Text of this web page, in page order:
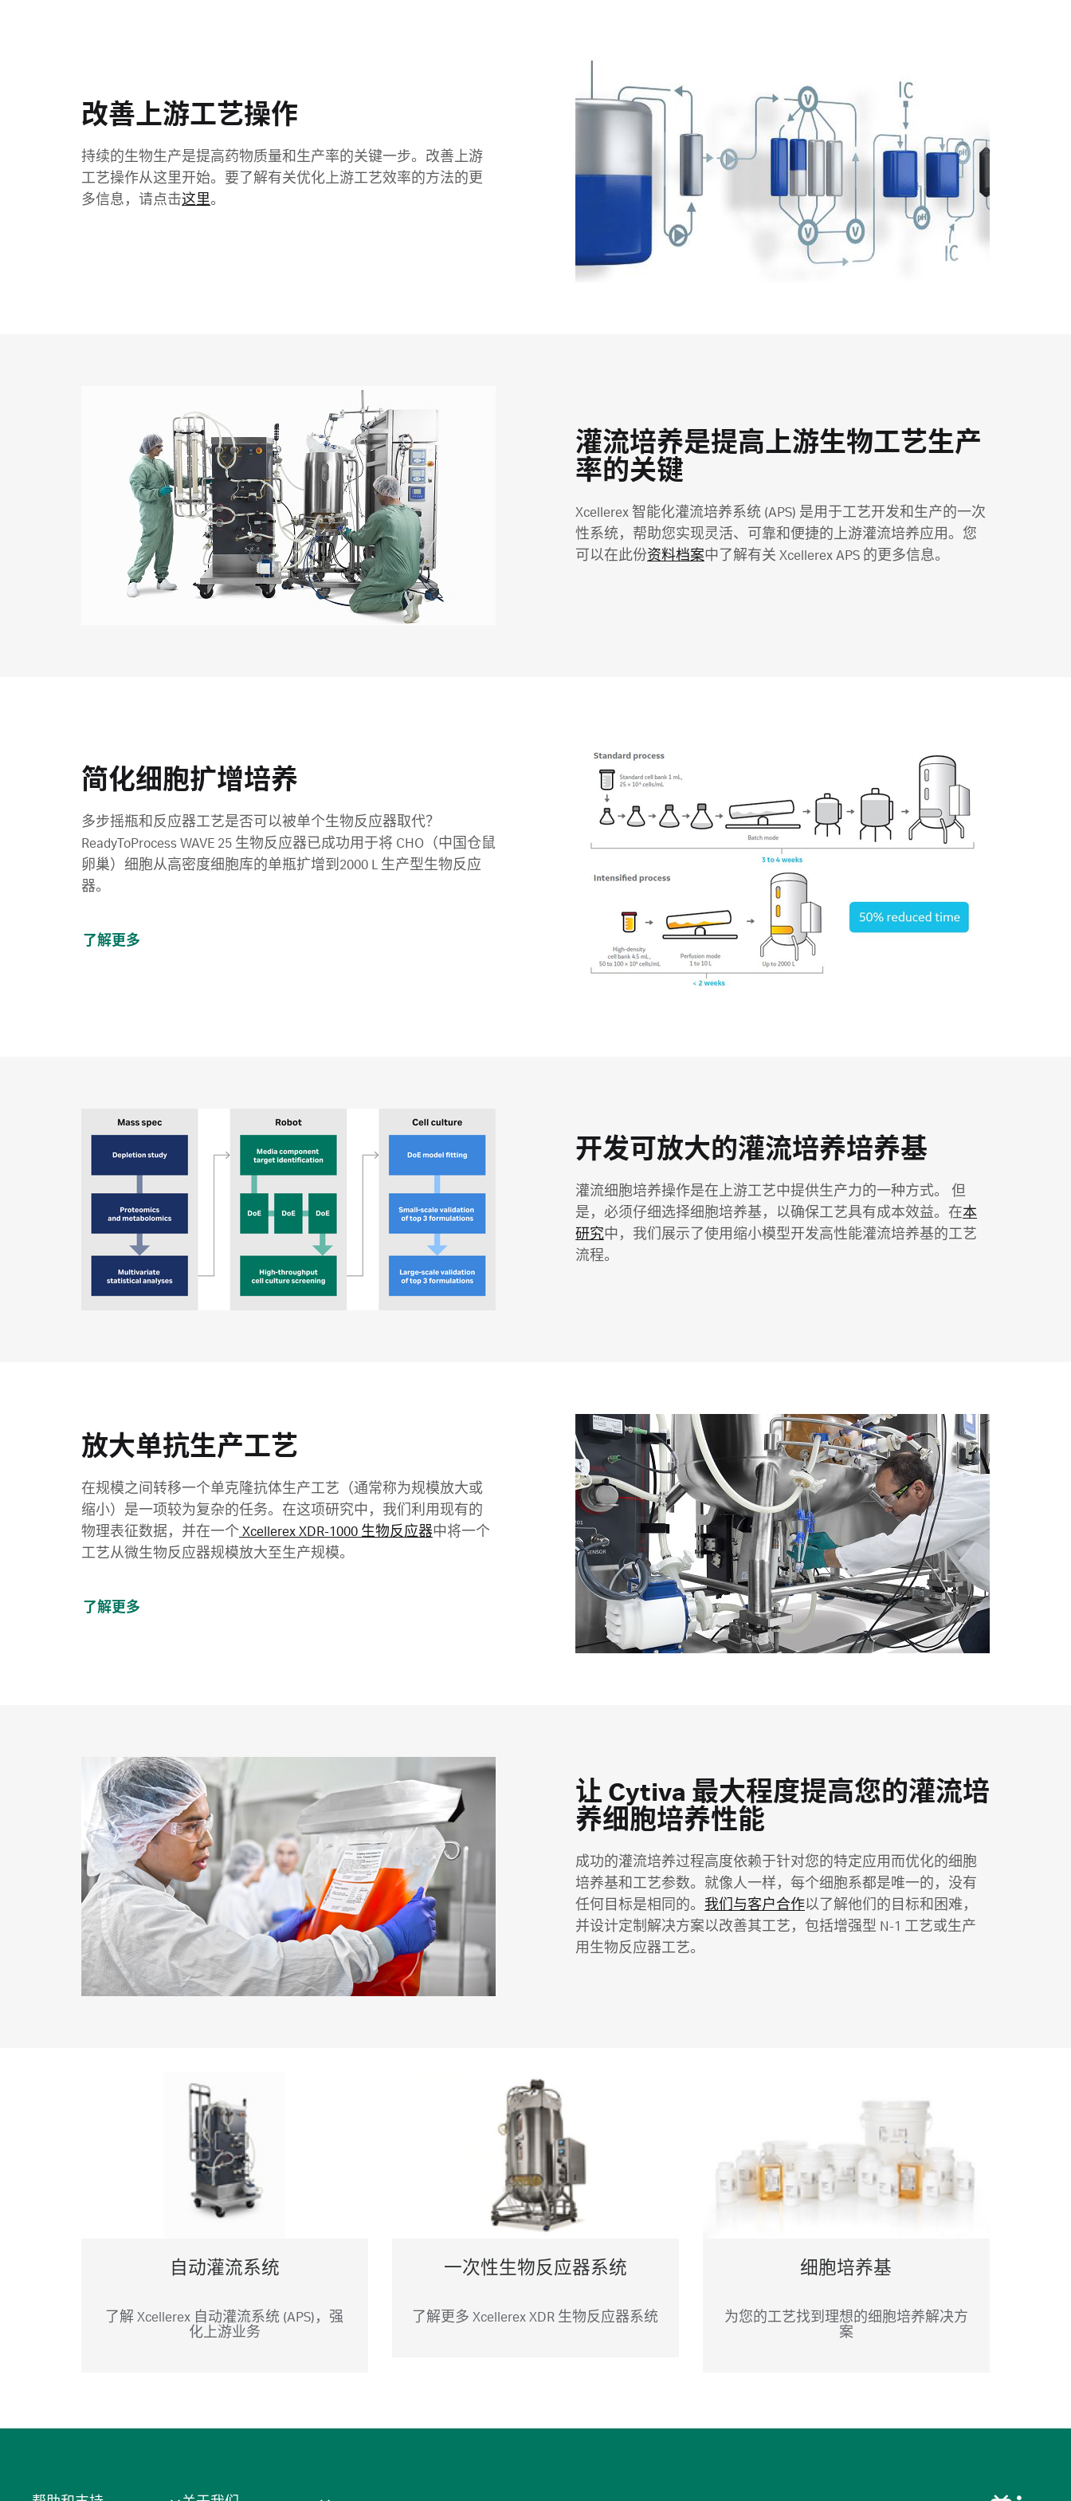
改善上游工艺操作
持续的生物生产是提高药物质量和生产率的关键一步。改善上游
工艺操作从这里开始。要了解有关优化上游工艺效率的方法的更
多信息，请点击这里。
灌流培养是提高上游生物工艺生产
率的关键
Xcellerex 智能化灌流培养系统 (APS) 是用于工艺开发和生产的一次
性系统，帮助您实现灵活、可靠和便捷的上游灌流培养应用。您
可以在此份资料档案中了解有关 Xcellerex APS 的更多信息。
简化细胞扩增培养
多步摇瓶和反应器工艺是否可以被单个生物反应器取代？
ReadyToProcess WAVE 25 生物反应器已成功用于将 CHO（中国仓鼠
卵巢）细胞从高密度细胞库的单瓶扩增到2000 L 生产型生物反应
器。
了解更多
开发可放大的灌流培养培养基
灌流细胞培养操作是在上游工艺中提供生产力的一种方式。 但
是，必须仔细选择细胞培养基，以确保工艺具有成本效益。在本
研究中，我们展示了使用缩小模型开发高性能灌流培养基的工艺
流程。
放大单抗生产工艺
在规模之间转移一个单克隆抗体生产工艺（通常称为规模放大或
缩小）是一项较为复杂的任务。在这项研究中，我们利用现有的
物理表征数据，并在一个 Xcellerex XDR-1000 生物反应器中将一个
工艺从微生物反应器规模放大至生产规模。
了解更多
让 Cytiva 最大程度提高您的灌流培
养细胞培养性能
成功的灌流培养过程高度依赖于针对您的特定应用而优化的细胞
培养基和工艺参数。就像人一样，每个细胞系都是唯一的，没有
任何目标是相同的。 我们与客户合作以了解他们的目标和困难，
并设计定制解决方案以改善其工艺，包括增强型 N-1 工艺或生产
用生物反应器工艺。
自动灌流系统
了解 Xcellerex 自动灌流系统 (APS)，强
化上游业务
一次性生物反应器系统
了解更多 Xcellerex XDR 生物反应器系统
细胞培养基
为您的工艺找到理想的细胞培养解决方
案